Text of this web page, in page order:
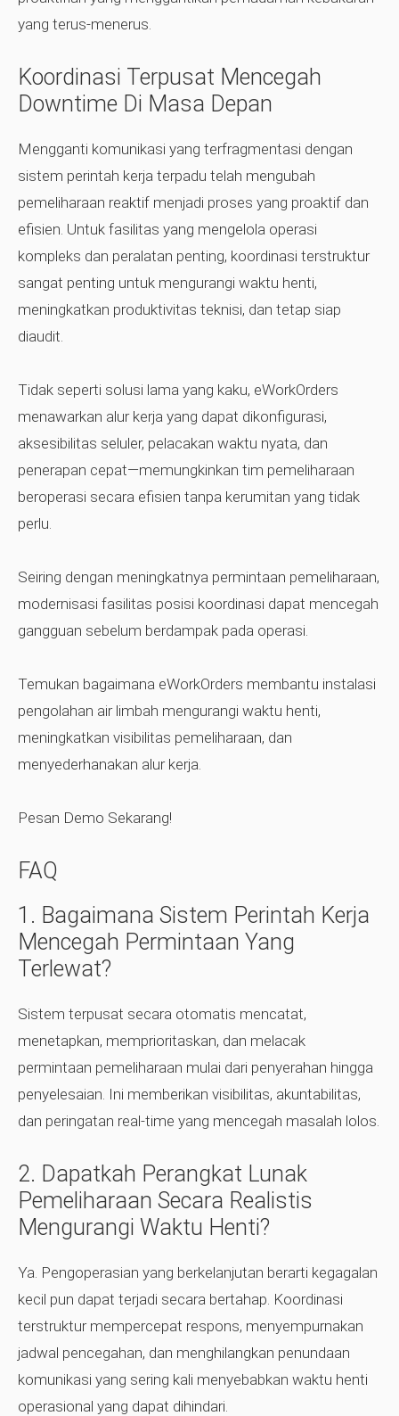
yang terus-menerus.
Koordinasi Terpusat Mencegah
Downtime Di Masa Depan
Mengganti komunikasi yang terfragmentasi dengan
sistem perintah kerja terpadu telah mengubah
pemeliharaan reaktif menjadi proses yang proaktif dan
efisien. Untuk fasilitas yang mengelola operasi
kompleks dan peralatan penting, koordinasi terstruktur
sangat penting untuk mengurangi waktu henti,
meningkatkan produktivitas teknisi, dan tetap siap
diaudit.
Tidak seperti solusi lama yang kaku, eWorkOrders
menawarkan alur kerja yang dapat dikonfigurasi,
aksesibilitas seluler, pelacakan waktu nyata, dan
penerapan cepat—memungkinkan tim pemeliharaan
beroperasi secara efisien tanpa kerumitan yang tidak
perlu.
Seiring dengan meningkatnya permintaan pemeliharaan,
modernisasi fasilitas posisi koordinasi dapat mencegah
gangguan sebelum berdampak pada operasi.
Temukan bagaimana eWorkOrders membantu instalasi
pengolahan air limbah mengurangi waktu henti,
meningkatkan visibilitas pemeliharaan, dan
menyederhanakan alur kerja.
Pesan Demo Sekarang!
FAQ
1. Bagaimana Sistem Perintah Kerja
Mencegah Permintaan Yang
Terlewat?
Sistem terpusat secara otomatis mencatat,
menetapkan, memprioritaskan, dan melacak
permintaan pemeliharaan mulai dari penyerahan hingga
penyelesaian. Ini memberikan visibilitas, akuntabilitas,
dan peringatan real-time yang mencegah masalah lolos.
2. Dapatkah Perangkat Lunak
Pemeliharaan Secara Realistis
Mengurangi Waktu Henti?
Ya. Pengoperasian yang berkelanjutan berarti kegagalan
kecil pun dapat terjadi secara bertahap. Koordinasi
terstruktur mempercepat respons, menyempurnakan
jadwal pencegahan, dan menghilangkan penundaan
komunikasi yang sering kali menyebabkan waktu henti
operasional yang dapat dihindari.